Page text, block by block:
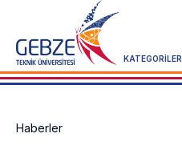
KATEGORİLER
Haberler